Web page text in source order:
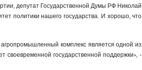
депутат Государственной Думы РФ Николай
политики нашего государства. И хорошо, что
комплекс является одной из
своевременной государственной поддержки», -